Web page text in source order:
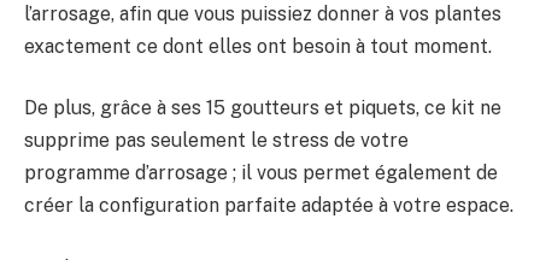
l’arrosage, afin que vous puissiez donner à vos plantes
exactement ce dont elles ont besoin à tout moment.
De plus, grâce à ses 15 goutteurs et piquets, ce kit ne
supprime pas seulement le stress de votre
programme d’arrosage ; il vous permet également de
créer la configuration parfaite adaptée à votre espace.